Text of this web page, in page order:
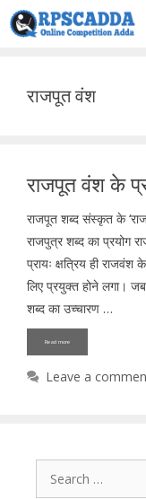
Skip
to
राजपूत वंश
राजपूत वंश के
राजपूत शब्द संस्कृत के
राजपुत्र शब्द का प्रयोग
प्रायः क्षत्रिय ही राजवंश
लिए प्रयुक्त होने लगा।
शब्द का उच्चारण …
Read more
Leave a